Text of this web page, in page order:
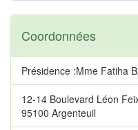
Coordonnées
Présidence :Mme Fatiha
12-14 Boulevard Léon
95100 Argenteuil